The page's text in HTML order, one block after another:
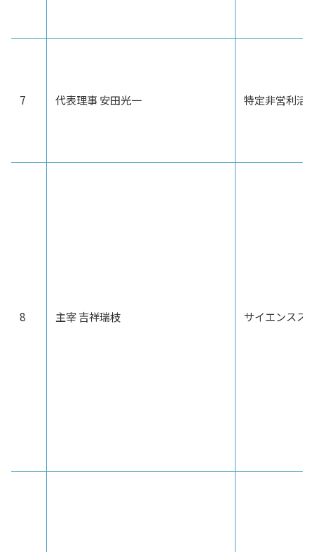
7 代表理事 安田光一 特定非営利活
8 主宰 吉祥瑞枝 サイエンスス